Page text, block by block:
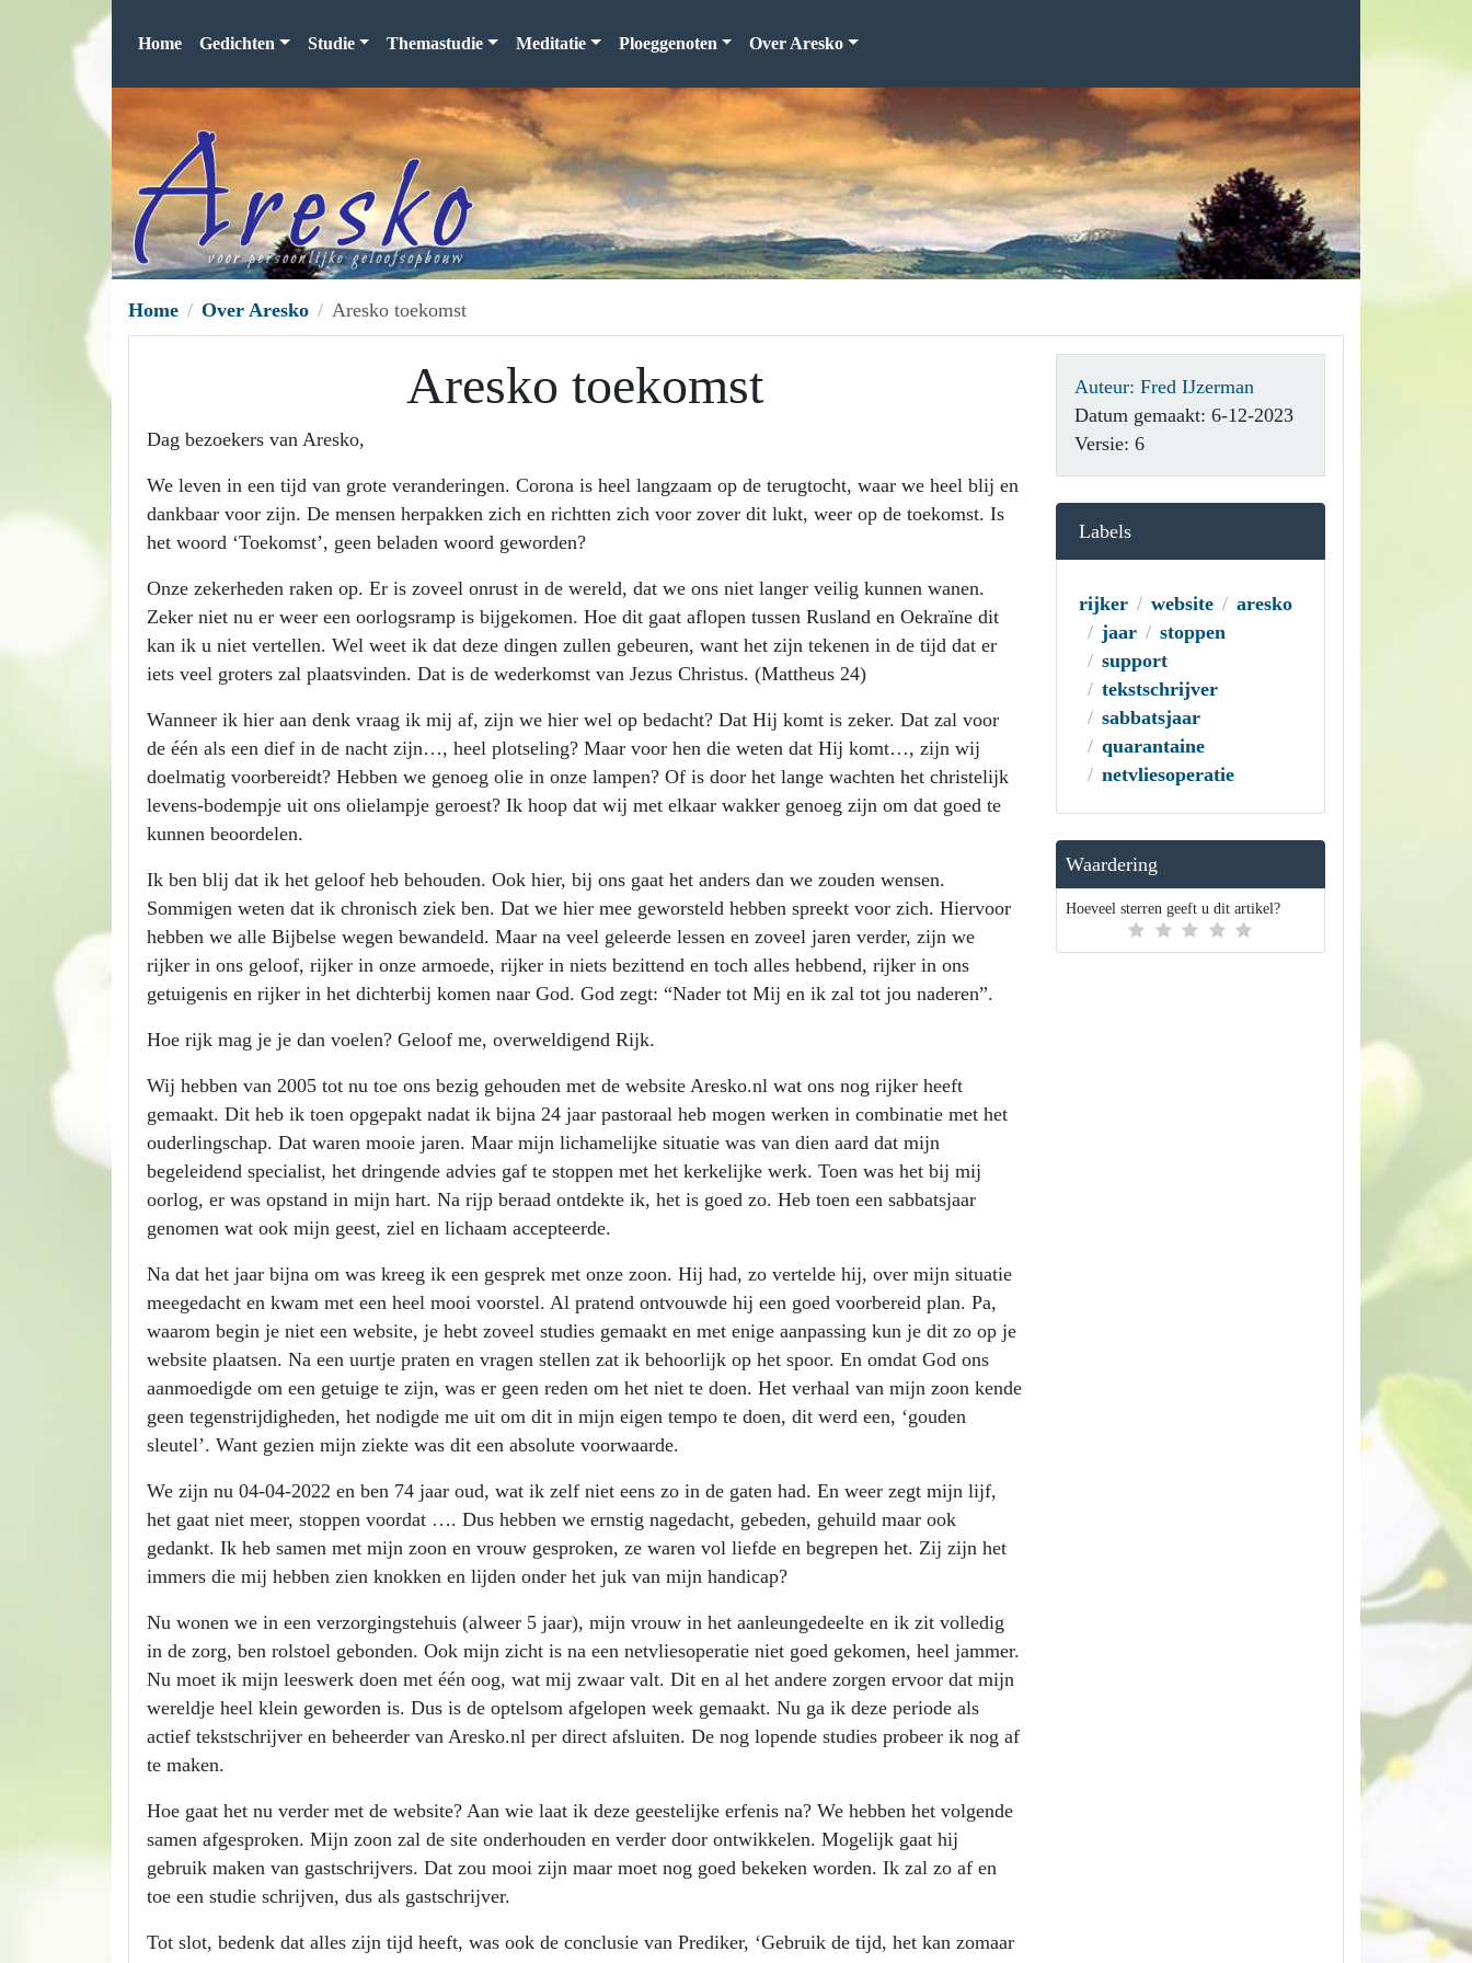
Home Gedichten Studie Themastudie Meditatie Ploeggenoten Over Aresko
Home Over Aresko Aresko toekomst
Aresko toekomst
Dag bezoekers van Aresko,
We leven in een tijd van grote veranderingen. Corona is heel langzaam op de terugtocht, waar we heel blij en
dankbaar voor zijn. De mensen herpakken zich en richtten zich voor zover dit lukt, weer op de toekomst. Is
het woord ‘Toekomst’, geen beladen woord geworden?
Onze zekerheden raken op. Er is zoveel onrust in de wereld, dat we ons niet langer veilig kunnen wanen.
Zeker niet nu er weer een oorlogsramp is bijgekomen. Hoe dit gaat aflopen tussen Rusland en Oekraïne dit
kan ik u niet vertellen. Wel weet ik dat deze dingen zullen gebeuren, want het zijn tekenen in de tijd dat er
iets veel groters zal plaatsvinden. Dat is de wederkomst van Jezus Christus. (Mattheus 24)
Wanneer ik hier aan denk vraag ik mij af, zijn we hier wel op bedacht? Dat Hij komt is zeker. Dat zal voor
de één als een dief in de nacht zijn…, heel plotseling? Maar voor hen die weten dat Hij komt…, zijn wij
doelmatig voorbereidt? Hebben we genoeg olie in onze lampen? Of is door het lange wachten het christelijk
levens-bodempje uit ons olielampje geroest? Ik hoop dat wij met elkaar wakker genoeg zijn om dat goed te
kunnen beoordelen.
Ik ben blij dat ik het geloof heb behouden. Ook hier, bij ons gaat het anders dan we zouden wensen.
Sommigen weten dat ik chronisch ziek ben. Dat we hier mee geworsteld hebben spreekt voor zich. Hiervoor
hebben we alle Bijbelse wegen bewandeld. Maar na veel geleerde lessen en zoveel jaren verder, zijn we
rijker in ons geloof, rijker in onze armoede, rijker in niets bezittend en toch alles hebbend, rijker in ons
getuigenis en rijker in het dichterbij komen naar God. God zegt: “Nader tot Mij en ik zal tot jou naderen”.
Hoe rijk mag je je dan voelen? Geloof me, overweldigend Rijk.
Wij hebben van 2005 tot nu toe ons bezig gehouden met de website Aresko.nl wat ons nog rijker heeft
gemaakt. Dit heb ik toen opgepakt nadat ik bijna 24 jaar pastoraal heb mogen werken in combinatie met het
ouderlingschap. Dat waren mooie jaren. Maar mijn lichamelijke situatie was van dien aard dat mijn
begeleidend specialist, het dringende advies gaf te stoppen met het kerkelijke werk. Toen was het bij mij
oorlog, er was opstand in mijn hart. Na rijp beraad ontdekte ik, het is goed zo. Heb toen een sabbatsjaar
genomen wat ook mijn geest, ziel en lichaam accepteerde.
Na dat het jaar bijna om was kreeg ik een gesprek met onze zoon. Hij had, zo vertelde hij, over mijn situatie
meegedacht en kwam met een heel mooi voorstel. Al pratend ontvouwde hij een goed voorbereid plan. Pa,
waarom begin je niet een website, je hebt zoveel studies gemaakt en met enige aanpassing kun je dit zo op je
website plaatsen. Na een uurtje praten en vragen stellen zat ik behoorlijk op het spoor. En omdat God ons
aanmoedigde om een getuige te zijn, was er geen reden om het niet te doen. Het verhaal van mijn zoon kende
geen tegenstrijdigheden, het nodigde me uit om dit in mijn eigen tempo te doen, dit werd een, ‘gouden
sleutel’. Want gezien mijn ziekte was dit een absolute voorwaarde.
We zijn nu 04-04-2022 en ben 74 jaar oud, wat ik zelf niet eens zo in de gaten had. En weer zegt mijn lijf,
het gaat niet meer, stoppen voordat …. Dus hebben we ernstig nagedacht, gebeden, gehuild maar ook
gedankt. Ik heb samen met mijn zoon en vrouw gesproken, ze waren vol liefde en begrepen het. Zij zijn het
immers die mij hebben zien knokken en lijden onder het juk van mijn handicap?
Nu wonen we in een verzorgingstehuis (alweer 5 jaar), mijn vrouw in het aanleungedeelte en ik zit volledig
in de zorg, ben rolstoel gebonden. Ook mijn zicht is na een netvliesoperatie niet goed gekomen, heel jammer.
Nu moet ik mijn leeswerk doen met één oog, wat mij zwaar valt. Dit en al het andere zorgen ervoor dat mijn
wereldje heel klein geworden is. Dus is de optelsom afgelopen week gemaakt. Nu ga ik deze periode als
actief tekstschrijver en beheerder van Aresko.nl per direct afsluiten. De nog lopende studies probeer ik nog af
te maken.
Hoe gaat het nu verder met de website? Aan wie laat ik deze geestelijke erfenis na? We hebben het volgende
samen afgesproken. Mijn zoon zal de site onderhouden en verder door ontwikkelen. Mogelijk gaat hij
gebruik maken van gastschrijvers. Dat zou mooi zijn maar moet nog goed bekeken worden. Ik zal zo af en
toe een studie schrijven, dus als gastschrijver.
Tot slot, bedenk dat alles zijn tijd heeft, was ook de conclusie van Prediker, ‘Gebruik de tijd, het kan zomaar
Auteur: Fred IJzerman
Datum gemaakt: 6-12-2023
Versie: 6
Labels
rijker website
aresko
jaar
stoppen
support
tekstschrijver
sabbatsjaar
quarantaine
netvliesoperatie
Waardering
Hoeveel sterren geeft u dit artikel?